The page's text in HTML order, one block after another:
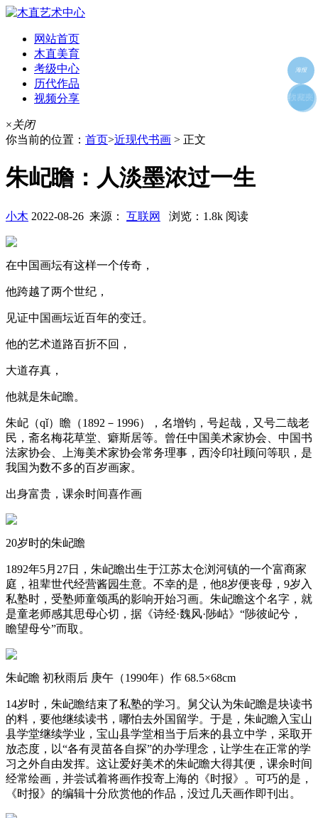
网站首页
木直美育
考级中心
历代作品
视频分享
×关闭
你当前的位置： 首页>近现代书画 > 正文
朱屺瞻：人淡墨浓过一生
小木 2022-08-26 来源： 互联网 浏览：1.8k 阅读
在中国画坛有这样一个传奇，
他跨越了两个世纪，
见证中国画坛近百年的变迁。
他的艺术道路百折不回，
大道存真，
他就是朱屺瞻。
朱屺（qǐ）瞻（1892－1996），名增钧，号起哉，又号二哉老
民，斋名梅花草堂、癖斯居等。曾任中国美术家协会、中国书
法家协会、上海美术家协会常务理事，西泠印社顾问等职，是
我国为数不多的百岁画家。
出身富贵，课余时间喜作画
20岁时的朱屺瞻
1892年5月27日，朱屺瞻出生于江苏太仓浏河镇的一个富商家
庭，祖辈世代经营酱园生意。不幸的是，他8岁便丧母，9岁入
私塾时，受塾师童颂禹的影响开始习画。朱屺瞻这个名字，就
是童老师感其思母心切，据《诗经·魏风·陟岵》“陟彼屺兮，
瞻望母兮”而取。
朱屺瞻 初秋雨后 庚午（1990年）作 68.5×68cm
14岁时，朱屺瞻结束了私塾的学习。舅父认为朱屺瞻是块读书
的料，要他继续读书，哪怕去外国留学。于是，朱屺瞻入宝山
县学堂继续学业，宝山县学堂相当于后来的县立中学，采取开
放态度，以“各有灵苗各自探”的办学理念，让学生在正常的学
习之外自由发挥。这让爱好美术的朱屺瞻大得其便，课余时间
经常绘画，并尝试着将画作投寄上海的《时报》。可巧的是，
《时报》的编辑十分欣赏他的作品，没过几天画作即刊出。
海报
好友
朋友圈
收藏夹